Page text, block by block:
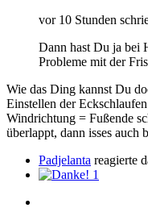
vor 10 Stunden
Dann hast Du ja bei
Probleme mit der
Wie das Ding kannst Du
Einstellen der
Windrichtung = Fußende
überlappt, dann isses auch
Padjelanta reagierte
1